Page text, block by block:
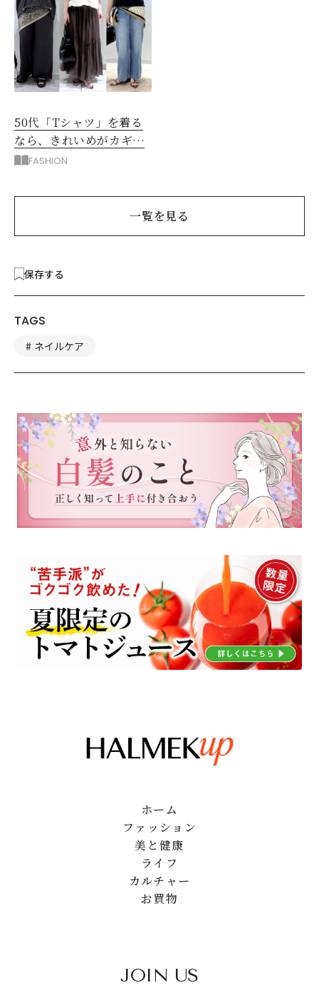
50代「Tシャツ」を着る
なら、きれいめがカギ！
部屋着に見えないコツ
FASHION
一覧を見る
保存する
TAGS
ネイルケア
ホーム
ファッション
美と健康
ライフ
カルチャー
お買物
JOIN US